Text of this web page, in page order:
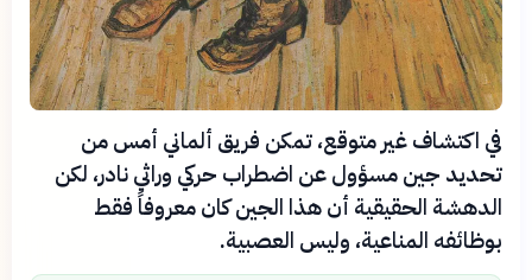
في اكتشاف غير متوقع، تمكن فريق ألماني أمس من
تحديد جين مسؤول عن اضطراب حركي وراثي نادر، لكن
الدهشة الحقيقية أن هذا الجين كان معروفاً فقط
بوظائفه المناعية، وليس العصبية.